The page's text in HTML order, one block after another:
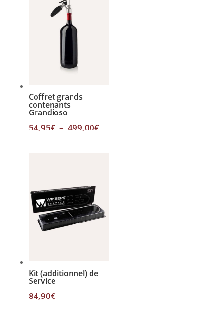
Coffret grands
contenants
Grandioso
54,95€ – 499,00€Plage
Kit (additionnel) de
Service
84,90€